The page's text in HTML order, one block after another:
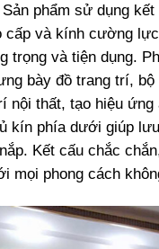
phẩm sử dụng
cấp và kính cường
trọng và tiện dụng.
bày đồ trang trí,
nội thất, tạo hiệu ứng
kín phía dưới giúp
Kết cấu chắc
mọi phong cách